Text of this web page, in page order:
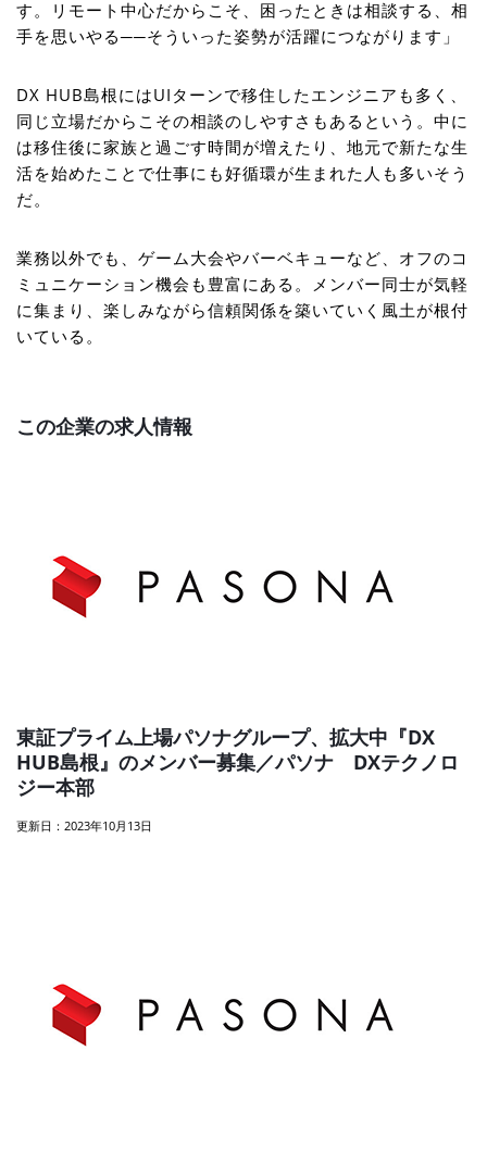
す。リモート中心だからこそ、困ったときは相談する、相
手を思いやる──そういった姿勢が活躍につながります」
DX HUB島根にはUIターンで移住したエンジニアも多く、
同じ立場だからこその相談のしやすさもあるという。中に
は移住後に家族と過ごす時間が増えたり、地元で新たな生
活を始めたことで仕事にも好循環が生まれた人も多いそう
だ。
業務以外でも、ゲーム大会やバーベキューなど、オフのコ
ミュニケーション機会も豊富にある。メンバー同士が気軽
に集まり、楽しみながら信頼関係を築いていく風土が根付
いている。
この企業の求人情報
東証プライム上場パソナグループ、拡大中『DX
HUB島根』のメンバー募集／パソナ DXテクノロ
ジー本部
更新日：2023年10月13日